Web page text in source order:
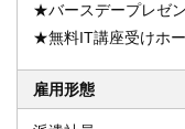
★バースデープレゼン
★無料IT講座受けホ
雇用形態